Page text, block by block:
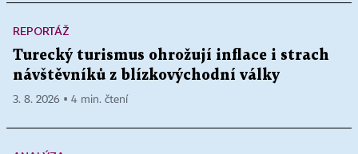
REPORTÁŽ
Turecký turismus ohrožují inflace i strach
návštěvníků z blízkovýchodní války
3. 8. 2026 ▪ 4 min. čtení